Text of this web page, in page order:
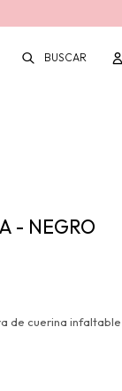
- NEGRO
de cuerina infaltable